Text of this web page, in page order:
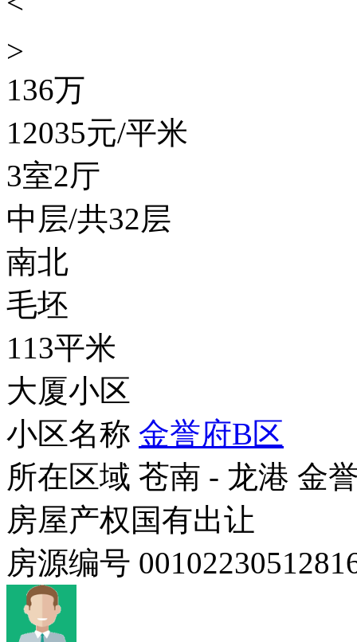
>
136万
12035元/平米
3室2厅
中层/共32层
南北
毛坯
113平米
大厦小区
小区名称 金誉府B区
所在区域 苍南 - 龙港 金
房屋产权 国有出让
房源编号